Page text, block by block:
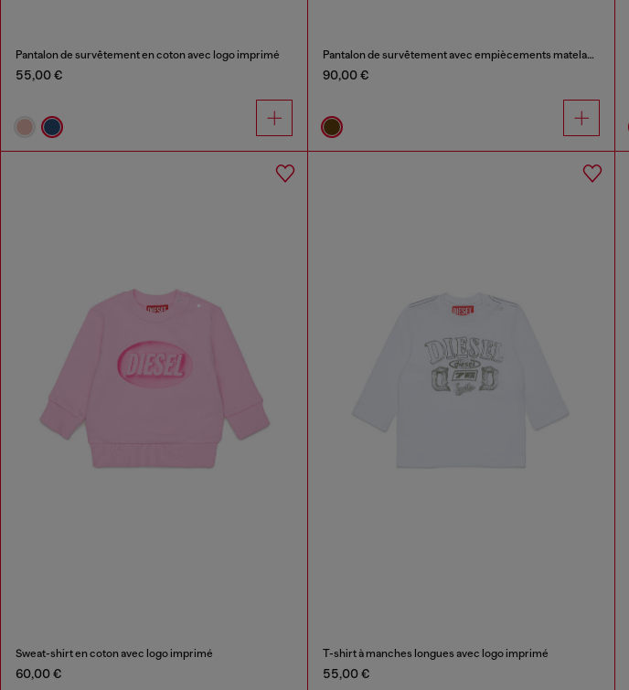
Pantalon de survêtement en coton avec logo imprimé
55,00 €
Pantalon de survêtement avec empiècements matelassés aux genoux
90,00 €
Sweat-shirt en coton avec logo imprimé
60,00 €
T-shirt à manches longues avec logo imprimé
55,00 €